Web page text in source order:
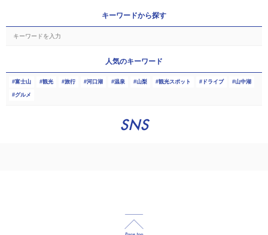
キーワードから探す
人気のキーワード
富士山 観光 旅行 河口湖 温泉 山梨 観光スポット ドライブ 山中湖
グルメ
SNS